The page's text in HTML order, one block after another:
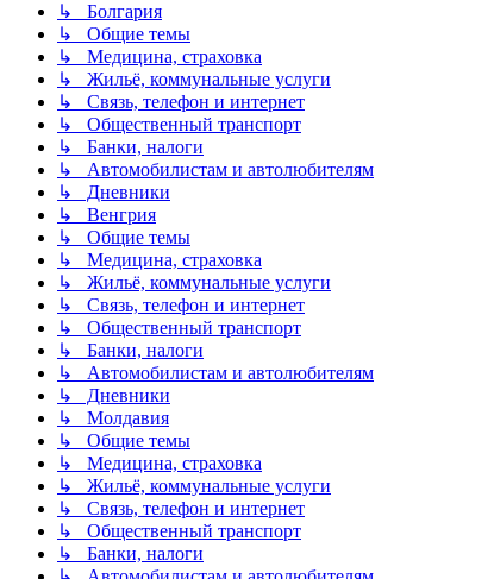
↳ Болгария
↳ Общие темы
↳ Медицина, страховка
↳ Жильё, коммунальные услуги
↳ Связь, телефон и интернет
↳ Общественный транспорт
↳ Банки, налоги
↳ Автомобилистам и автолюбителям
↳ Дневники
↳ Венгрия
↳ Общие темы
↳ Медицина, страховка
↳ Жильё, коммунальные услуги
↳ Связь, телефон и интернет
↳ Общественный транспорт
↳ Банки, налоги
↳ Автомобилистам и автолюбителям
↳ Дневники
↳ Молдавия
↳ Общие темы
↳ Медицина, страховка
↳ Жильё, коммунальные услуги
↳ Связь, телефон и интернет
↳ Общественный транспорт
↳ Банки, налоги